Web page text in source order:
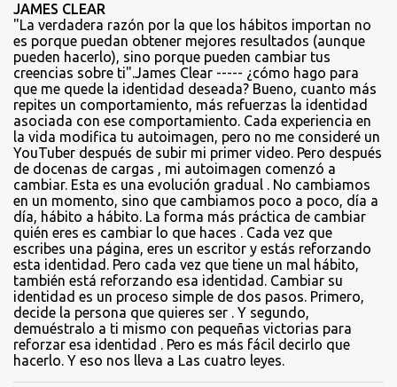
JAMES CLEAR
"La verdadera razón por la que los hábitos importan no
es porque puedan obtener mejores resultados (aunque
pueden hacerlo), sino porque pueden cambiar tus
creencias sobre ti".James Clear ----- ¿cómo hago para
que me quede la identidad deseada? Bueno, cuanto más
repites un comportamiento, más refuerzas la identidad
asociada con ese comportamiento. Cada experiencia en
la vida modifica tu autoimagen, pero no me consideré un
YouTuber después de subir mi primer video. Pero después
de docenas de cargas , mi autoimagen comenzó a
cambiar. Esta es una evolución gradual . No cambiamos
en un momento, sino que cambiamos poco a poco, día a
día, hábito a hábito. La forma más práctica de cambiar
quién eres es cambiar lo que haces . Cada vez que
escribes una página, eres un escritor y estás reforzando
esta identidad. Pero cada vez que tiene un mal hábito,
también está reforzando esa identidad. Cambiar su
identidad es un proceso simple de dos pasos. Primero,
decide la persona que quieres ser . Y segundo,
demuéstralo a ti mismo con pequeñas victorias para
reforzar esa identidad . Pero es más fácil decirlo que
hacerlo. Y eso nos lleva a Las cuatro leyes.